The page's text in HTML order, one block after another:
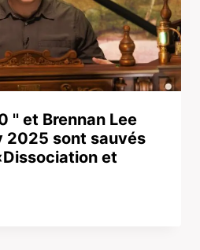
'' et Brennan Lee
2025 sont sauvés
et